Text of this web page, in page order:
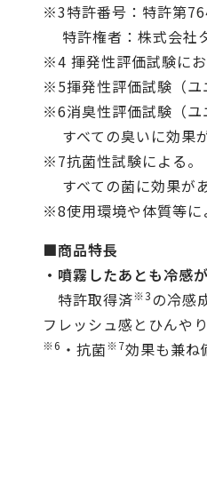
※3特許番号：特許第
特許権者：株式会社
※4 揮発性評価試験に
※5揮発性評価試験（ユ
※6消臭性評価試験（ユ
すべての臭いに効果
※7抗菌性試験による。
すべての菌に効果が
※8使用環境や体質等に
■商品特長
・噴霧したあとも冷感
特許取得済※3の冷感
フレッシュ感とひんや
※6 ・抗菌※7効果も兼ね